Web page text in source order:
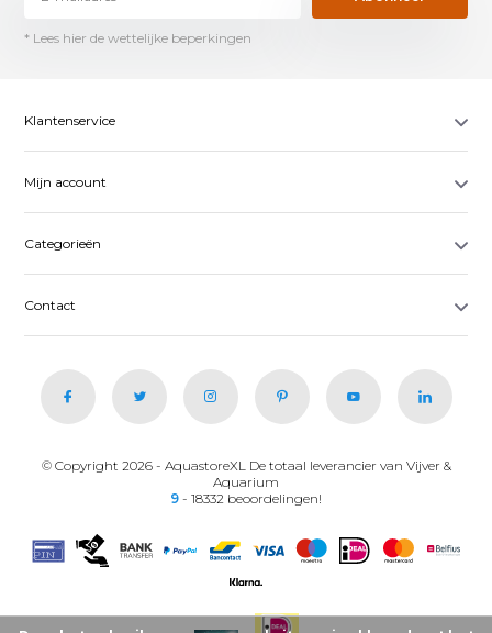
* Lees hier de wettelijke beperkingen
Klantenservice
Mijn account
Categorieën
Contact
© Copyright 2026 - AquastoreXL De totaal leverancier van Vijver &
Aquarium
9 - 18332 beoordelingen!